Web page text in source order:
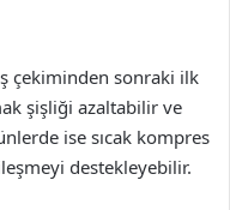
çekiminden sonraki ilk
şişliği azaltabilir ve
ise sıcak kompres
destekleyebilir.